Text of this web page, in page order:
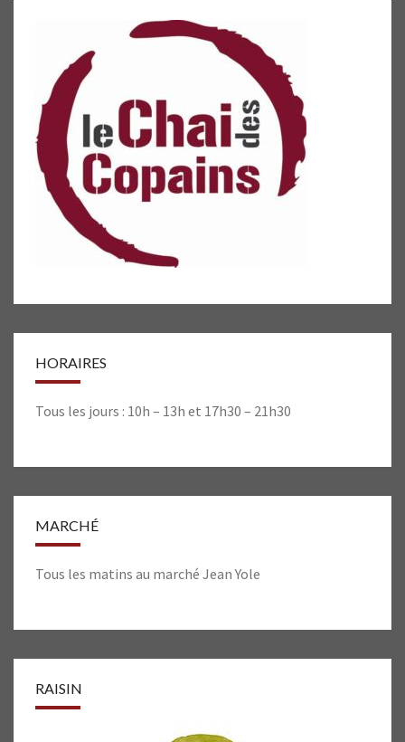
HORAIRES
Tous les jours : 10h – 13h et 17h30 – 21h30
MARCHÉ
Tous les matins au marché Jean Yole
RAISIN